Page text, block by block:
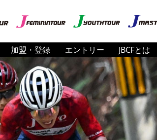
加盟・登録 エントリー JBCFとは